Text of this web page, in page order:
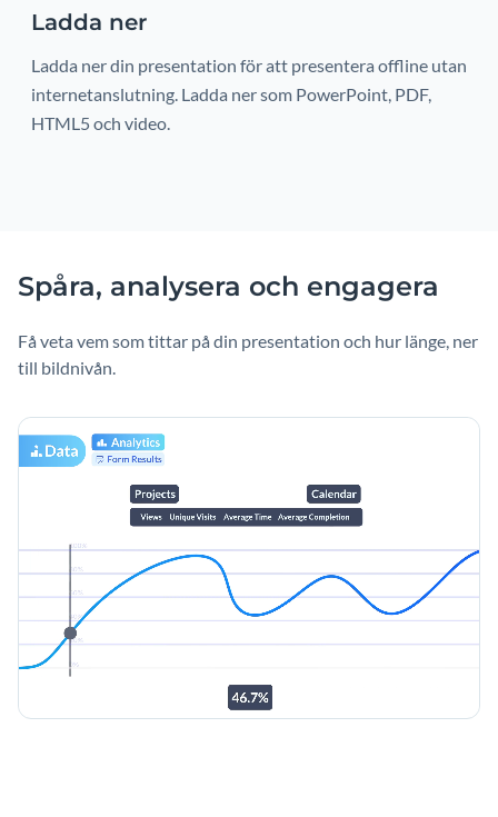
Ladda ner
Ladda ner din presentation för att presentera offline utan
internetanslutning. Ladda ner som PowerPoint, PDF,
HTML5 och video.
Spåra, analysera och engagera
Få veta vem som tittar på din presentation och hur länge, ner
till bildnivån.